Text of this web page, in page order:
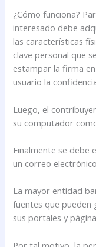
¿Cómo funciona?
interesado debe
las características
clave personal que
estampar la firma
usuario la
Luego, el
su computador
Finalmente se debe
un correo
La mayor entidad
fuentes que pueden
sus portales y